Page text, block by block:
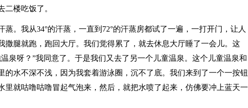
二楼吃饭了。
蒸。我从34°的汗蒸，一直到72°的汗蒸房都试了一遍，一打开门，让人
撒腿就跑，跑回大厅。我们觉得累了，就去休息大厅睡了一会儿。这
泉呀？”我同意了。于是我们又去了另一个儿童温泉。这个儿童温泉和
的水不深不浅，因为我套着游泳圈，沉不了底。我们来到了一个一按钮
里就咕噜咕噜冒起气泡来，然后，就把水喷了起来，仿佛要冲上蓝天一